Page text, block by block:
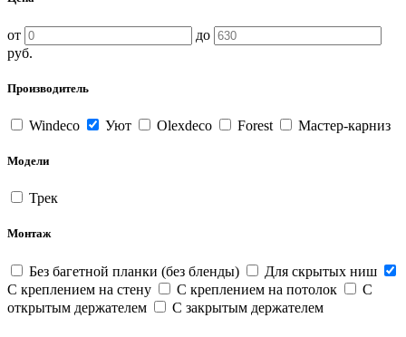
от
до
руб.
Производитель
Windeco Уют Olexdeco Forest Мастер-карниз
Модели
Трек
Монтаж
Без багетной планки (без бленды)
Для скрытых ниш
С креплением на стену
С креплением на потолок
С
открытым держателем
С закрытым держателем